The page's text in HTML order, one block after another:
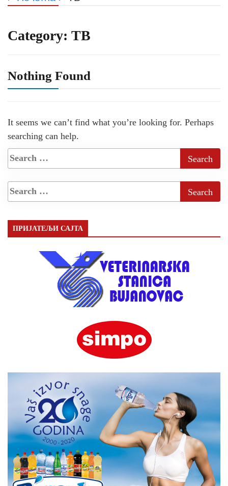
Category: ТВ
Nothing Found
It seems we can’t find what you’re looking for. Perhaps
searching can help.
ПРИЈАТЕЉИ САЈТА